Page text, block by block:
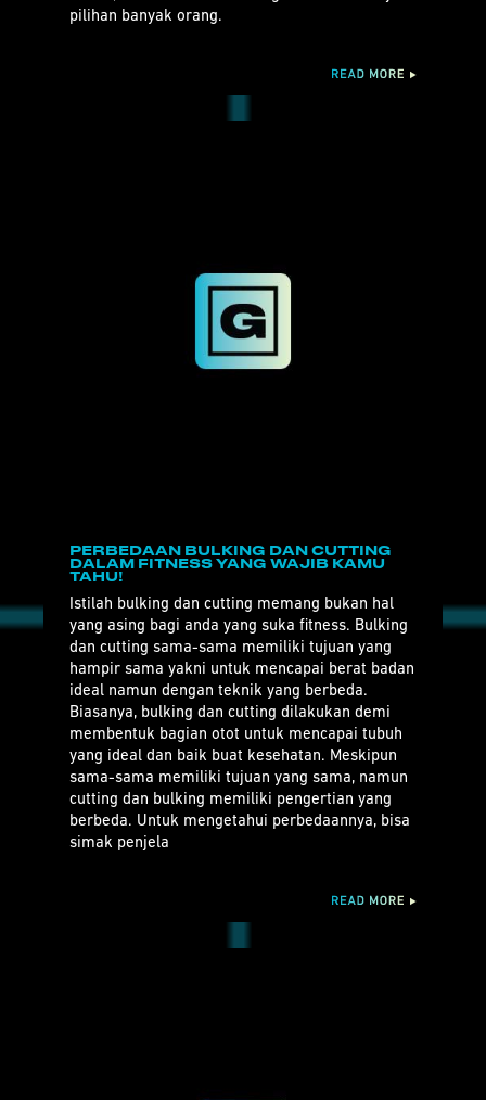
pilihan banyak orang.
PERBEDAAN BULKING DAN CUTTING
DALAM FITNESS YANG WAJIB KAMU
TAHU!
Istilah bulking dan cutting memang bukan hal
yang asing bagi anda yang suka fitness. Bulking
dan cutting sama-sama memiliki tujuan yang
hampir sama yakni untuk mencapai berat badan
ideal namun dengan teknik yang berbeda.
Biasanya, bulking dan cutting dilakukan demi
membentuk bagian otot untuk mencapai tubuh
yang ideal dan baik buat kesehatan. Meskipun
sama-sama memiliki tujuan yang sama, namun
cutting dan bulking memiliki pengertian yang
berbeda. Untuk mengetahui perbedaannya, bisa
simak penjela